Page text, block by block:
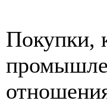
Покупки,